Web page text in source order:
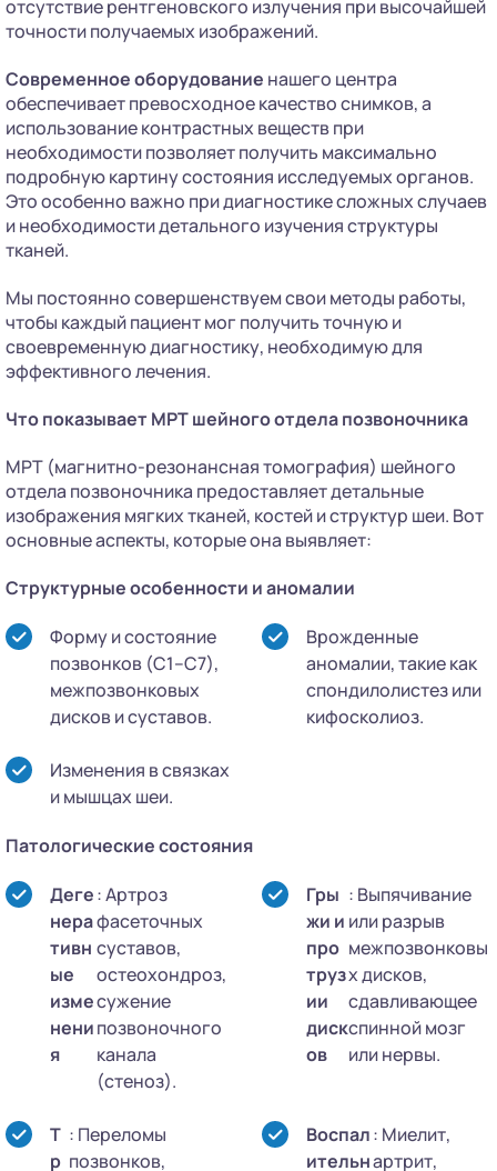
отсутствие рентгеновского излучения при высочайшей
точности получаемых изображений.
Современное оборудование нашего центра
обеспечивает превосходное качество снимков, а
использование контрастных веществ при
необходимости позволяет получить максимально
подробную картину состояния исследуемых органов.
Это особенно важно при диагностике сложных случаев
и необходимости детального изучения структуры
тканей.
Мы постоянно совершенствуем свои методы работы,
чтобы каждый пациент мог получить точную и
своевременную диагностику, необходимую для
эффективного лечения.
Что показывает МРТ шейного отдела позвоночника
МРТ (магнитно-резонансная томография) шейного
отдела позвоночника предоставляет детальные
изображения мягких тканей, костей и структур шеи. Вот
основные аспекты, которые она выявляет:
Структурные особенности и аномалии
Форму и состояние
позвонков (C1–C7),
межпозвонковых
дисков и суставов.
Врожденные
аномалии, такие как
спондилолистез или
кифосколиоз.
Изменения в связках
и мышцах шеи.
Патологические состояния
Деге
нера
тивн
ые
изме
нени
я
: Артроз
фасеточных
суставов,
остеохондроз,
сужение
позвоночного
канала
(стеноз).
Гры
жи и
про
труз
ии
диск
ов
: Выпячивание
или разрыв
межпозвонковы
х дисков,
сдавливающее
спинной мозг
или нервы.
Т
р
: Переломы
позвонков,
Воспал
ительн
: Миелит,
артрит,